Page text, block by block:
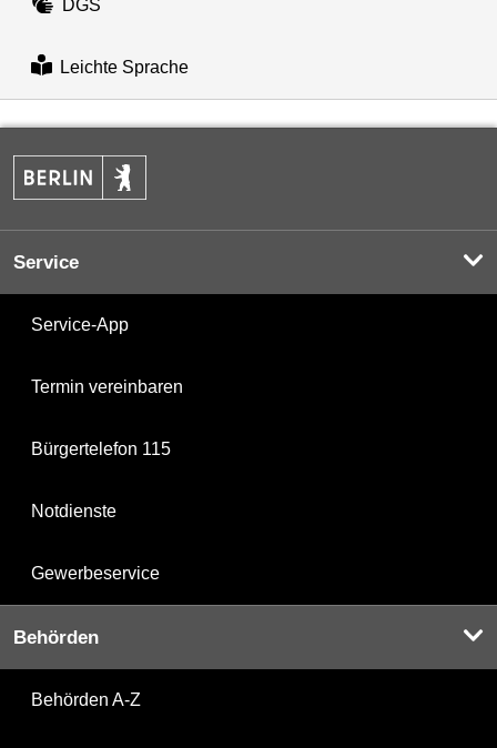
DGS
Leichte Sprache
Service
Service-App
Termin vereinbaren
Bürgertelefon 115
Notdienste
Gewerbeservice
Behörden
Behörden A-Z